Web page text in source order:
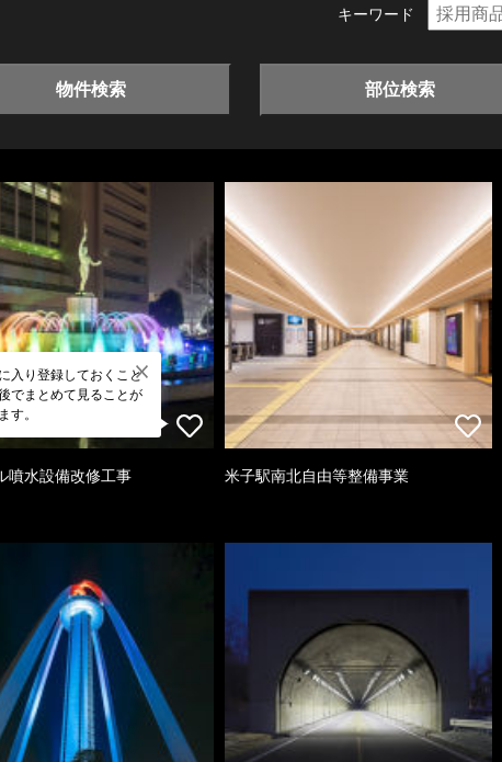
キーワード
物件検索 部位検索
入り登録しておくこと
でまとめて見ることが
す。
噴水設備改修工事 米子駅南北自由等整備事業